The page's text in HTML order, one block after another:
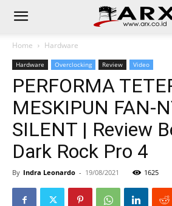
Home Hardware
Hardware Overclocking Review Video
PERFORMA
MESKIPUN FAN-
SILENT | Review
Dark Rock Pro 4
By Indra Leonardo - 19/08/2021 1625